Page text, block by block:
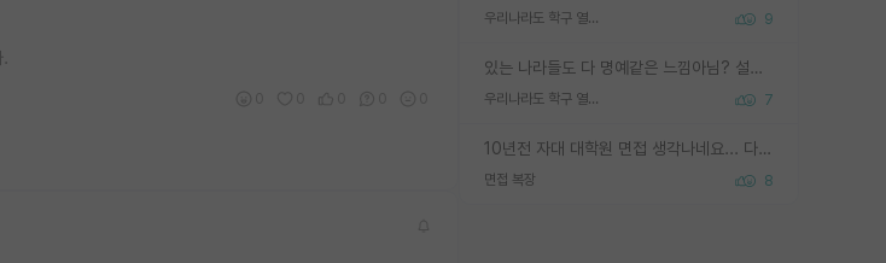
우리나라도 학구 열풍보면 Higher Doctorate 학위가 필요하다고 봅니다. 9
있는 나라들도 다 명예같은 느낌아님? 설마 박사끼리 등급나눠서 학위수여하자 같은 헛소리는 아니지? ㅋㅋ
우리나라도 학구 열풍보면 Higher Doctorate 학위가 필요하다고 봅니다. 7
10년전 자대 대학원 면접 생각나네요... 다들 양복에 넥타이까지 하고 갔더니, 국회의원 출마하냐고 놀리셨던. (면접질문내용: 증명사진에선 두상이 계란형인데, 실제론 그렇지 않다. 증명사진이 뭘 증명하고 있는거냐)ㅋㅋㅋㅋ
면접 복장 8